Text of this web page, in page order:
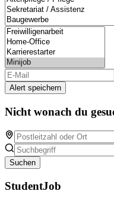
Alert speichern
Nicht wonach du
Suchen
StudentJob